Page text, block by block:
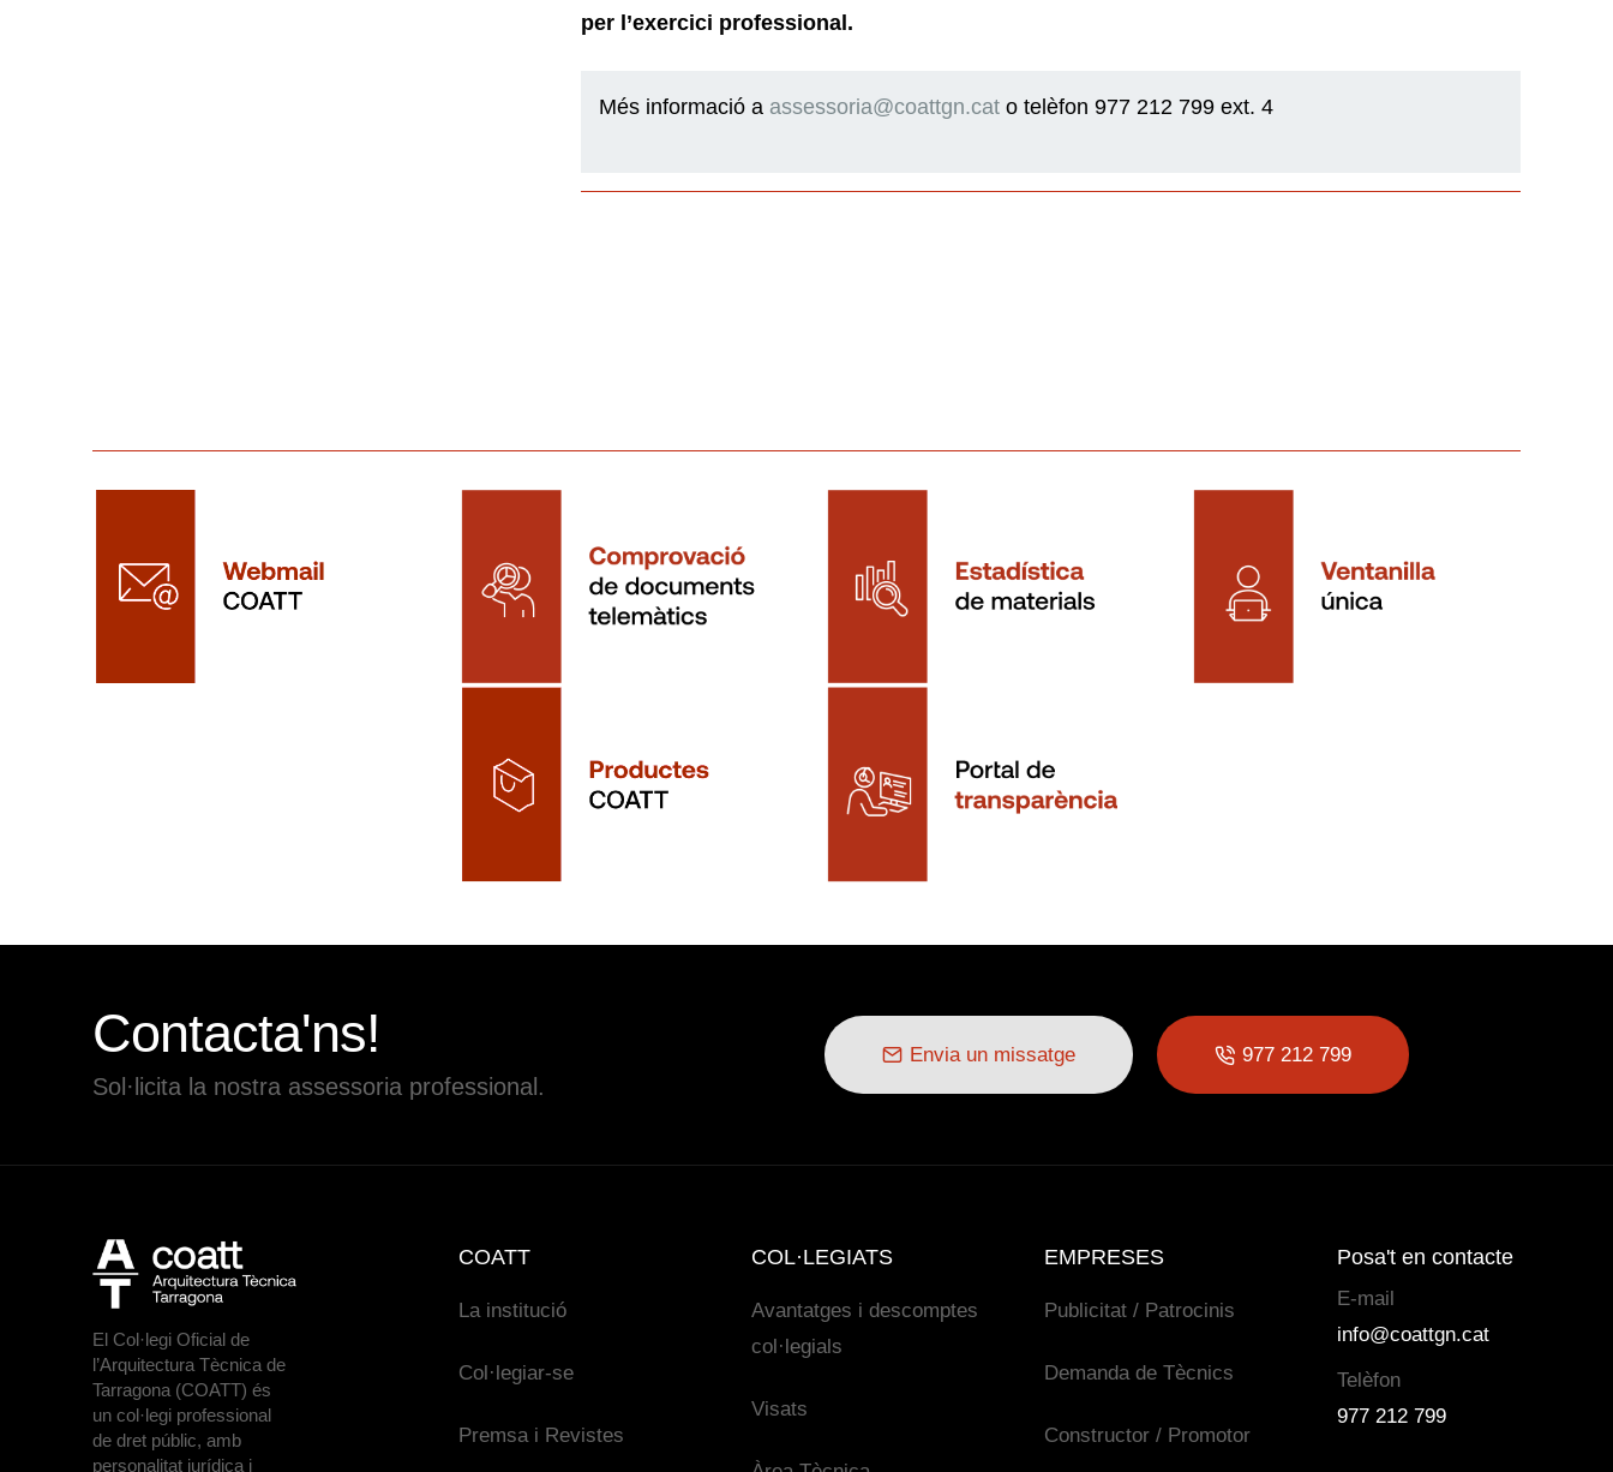
per l’exercici professional.
Més informació a assessoria@coattgn.cato telèfon 977 212 799 ext. 4
Contacta'ns!
Sol·licita la nostra assessoria professional.
Envia un missatge 977 212 799
El Col·legi Oficial de
l’Arquitectura Tècnica de
Tarragona (COATT) és
un col·legi professional
de dret públic, amb
personalitat jurídica i
COATT
La institució
Col·legiar-se
Premsa i Revistes
COL·LEGIATS
Avantatges i descomptes
col·legials
Visats
EMPRESES
Publicitat / Patrocinis
Demanda de Tècnics
Constructor / Promotor
Posa't en contacte
E-mail
info@coattgn.cat
Telèfon
977 212 799